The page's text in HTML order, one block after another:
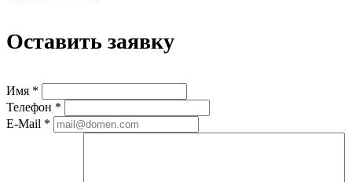
Оставить заявку
Имя *
Телефон *
E-Mail *